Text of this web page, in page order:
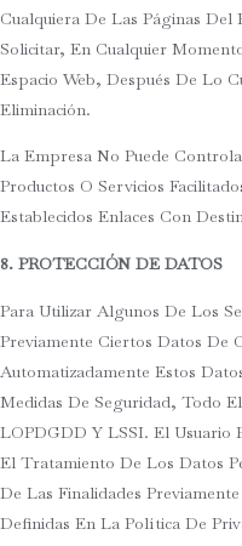
Cualquiera De Las Páginas
Solicitar, En Cualquier
Espacio Web, Después De Lo
Eliminación.
La Empresa No Puede
Productos O Servicios
Establecidos Enlaces Con
8. PROTECCIÓN DE DATOS
Para Utilizar Algunos De Los
Previamente Ciertos Datos De
Automatizadamente Estos
Medidas De Seguridad, Todo
LOPDGDD Y LSSI. El Usuario
El Tratamiento De Los Datos
De Las Finalidades
Definidas En La Política De